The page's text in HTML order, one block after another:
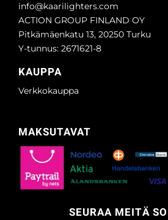
info@kaarilighters.com
ACTION GROUP FINLAND OY
Pitkämäenkatu 13, 20250 Turku
Y-tunnus: 2671621-8
KAUPPA
Verkkokauppa
MAKSUTAVAT
SEURAA MEITÄ